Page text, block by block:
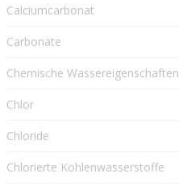
Calciumcarbonat
Carbonate
Chemische Wassereigenschaften
Chlor
Chloride
Chlorierte Kohlenwasserstoffe